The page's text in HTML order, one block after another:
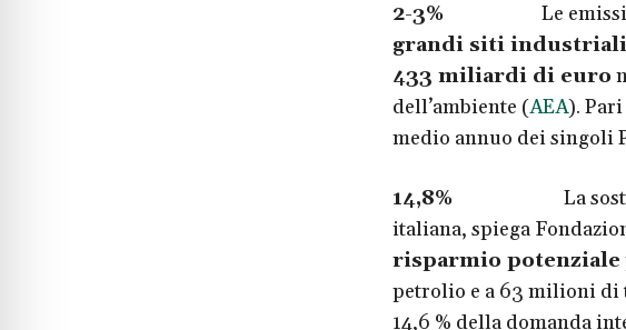
2-3%Le
grandi siti
433 miliardi di euro
dell’ambiente (AEA).
medio annuo dei singoli
14,8%La
italiana, spiega
risparmio potenziale
petrolio e a 63 milioni di
14,6 % della domanda